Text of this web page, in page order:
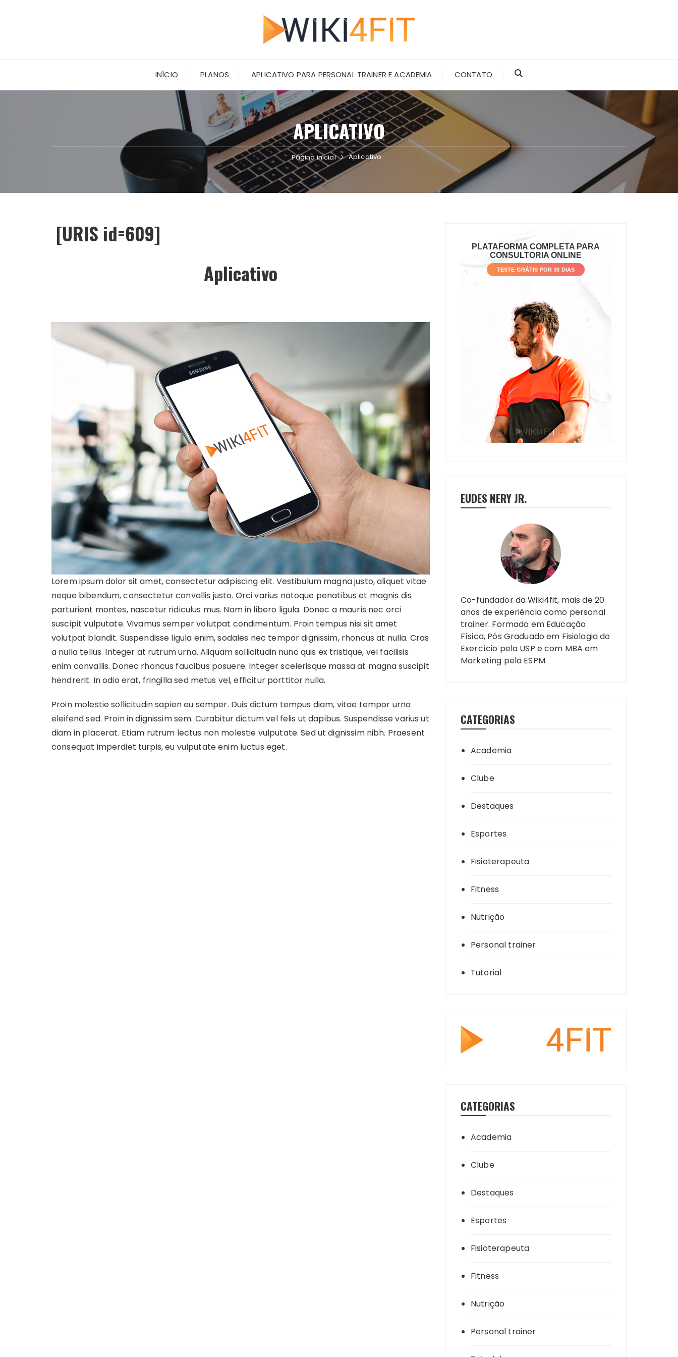
INÍCIO PLANOS APLICATIVO PARA PERSONAL TRAINER E ACADEMIA CONTATO
APLICATIVO
Página inicial Aplicativo
[URIS id=609]
Aplicativo
Lorem ipsum dolor sit amet, consectetur adipiscing elit. Vestibulum magna justo, aliquet vitae
neque bibendum, consectetur convallis justo. Orci varius natoque penatibus et magnis dis
parturient montes, nascetur ridiculus mus. Nam in libero ligula. Donec a mauris nec orci
suscipit vulputate. Vivamus semper volutpat condimentum. Proin tempus nisi sit amet
volutpat blandit. Suspendisse ligula enim, sodales nec tempor dignissim, rhoncus at nulla. Cras
a nulla tellus. Integer at rutrum urna. Aliquam sollicitudin nunc quis ex tristique, vel facilisis
enim convallis. Donec rhoncus faucibus posuere. Integer scelerisque massa at magna suscipit
hendrerit. In odio erat, fringilla sed metus vel, efficitur porttitor nulla.
Proin molestie sollicitudin sapien eu semper. Duis dictum tempus diam, vitae tempor urna
eleifend sed. Proin in dignissim sem. Curabitur dictum vel felis ut dapibus. Suspendisse varius ut
diam in placerat. Etiam rutrum lectus non molestie vulputate. Sed ut dignissim nibh. Praesent
consequat imperdiet turpis, eu vulputate enim luctus eget.
PLATAFORMA COMPLETA PARA
CONSULTORIA ONLINE
TESTE GRÁTIS POR 30 DIAS
EUDES NERY JR.
Co-fundador da Wiki4fit, mais de 20
anos de experiência como personal
trainer. Formado em Educação
Física, Pós Graduado em Fisiologia do
Exercício pela USP e com MBA em
Marketing pela ESPM.
CATEGORIAS
Academia
Clube
Destaques
Esportes
Fisioterapeuta
Fitness
Nutrição
Personal trainer
Tutorial
CATEGORIAS
Academia
Clube
Destaques
Esportes
Fisioterapeuta
Fitness
Nutrição
Personal trainer